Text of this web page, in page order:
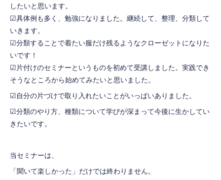
したいと思います。
☑具体例も多く、勉強になりました。継続して、整理、分類して
いきます。
☑分類することで着たい服だけ残るようなクローゼットになりた
いです！
☑片付けのセミナーというものを初めて受講しました。実践でき
そうなところから始めてみたいと思いました。
☑自分の片づけで取り入れたいことがいっぱいありました。
☑分類のやり方、種類について学びが深まって今後に生かしてい
きたいです。
当セミナーは、
「聞いて楽しかった」だけでは終わりません。